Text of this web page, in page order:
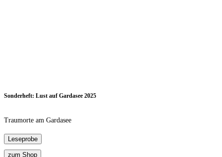
Sonderheft: Lust auf Gardasee 2025
Traumorte am Gardasee